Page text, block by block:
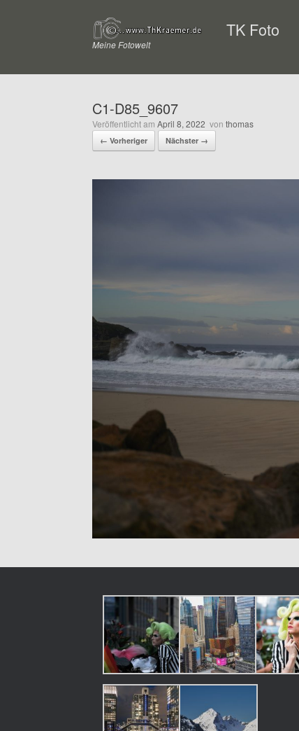
TK Foto
Meine Fotowelt
C1-D85_9607
Veröffentlicht am April 8, 2022 von thomas
← Vorheriger Nächster →